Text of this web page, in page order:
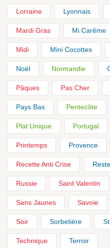
Lorraine Lyonnais
Mardi Gras Mi Carême
Midi Mini Cocottes
Noël Normandie
Pâques Pas Cher
Pays Bas Pentecôte
Plat Unique Portugal
Printemps Provence
Recette Anti Crise
Russie Saint Valentin
Sans Jaunes Savoie
Soir Sorbetière
Technique Terroir